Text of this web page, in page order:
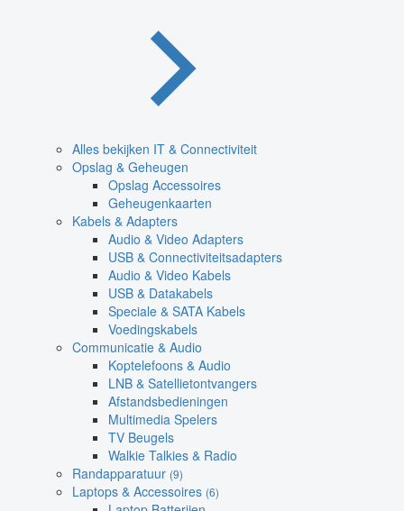
Alles bekijken IT & Connectiviteit
Opslag & Geheugen
Opslag Accessoires
Geheugenkaarten
Kabels & Adapters
Audio & Video Adapters
USB & Connectiviteitsadapters
Audio & Video Kabels
USB & Datakabels
Speciale & SATA Kabels
Voedingskabels
Communicatie & Audio
Koptelefoons & Audio
LNB & Satellietontvangers
Afstandsbedieningen
Multimedia Spelers
TV Beugels
Walkie Talkies & Radio
Randapparatuur (9)
Laptops & Accessoires (6)